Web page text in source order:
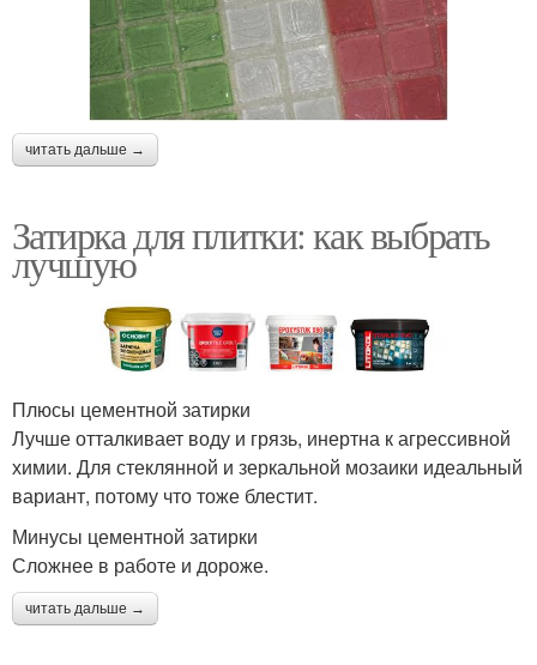
читать дальше →
Затирка для плитки: как выбрать
лучшую
Плюсы цементной затирки
Лучше отталкивает воду и грязь, инертна к агрессивной
химии. Для стеклянной и зеркальной мозаики идеальный
вариант, потому что тоже блестит.
Минусы цементной затирки
Сложнее в работе и дороже.
читать дальше →